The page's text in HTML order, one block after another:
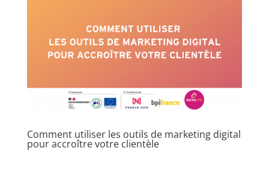
Comment utiliser les outils de marketing digital
pour accroître votre clientèle